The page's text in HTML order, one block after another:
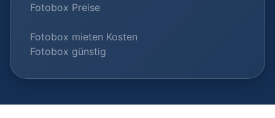
Fotobox Preise
Fotobox mieten Kosten
Fotobox günstig